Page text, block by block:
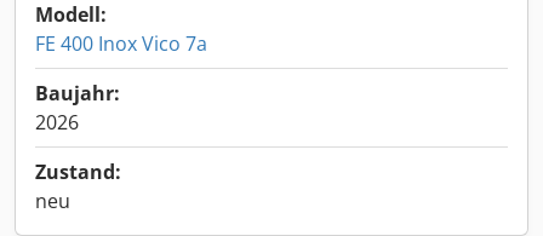
Modell:
FE 400 Inox Vico 7a
Baujahr:
2026
Zustand:
neu